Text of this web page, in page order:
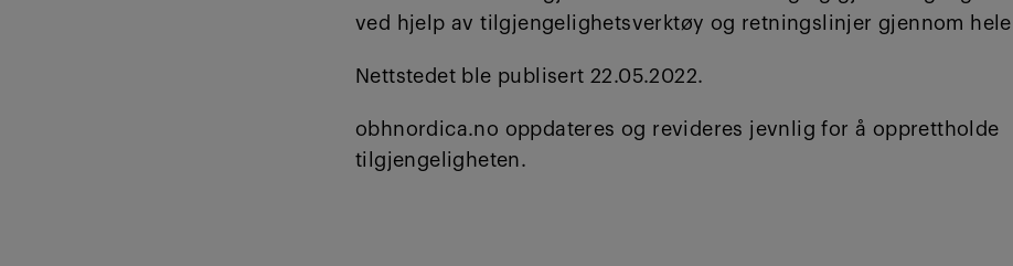
ved hjelp av tilgjengelighetsverktøy og retningslinjer gjennom hele
Nettstedet ble publisert 22.05.2022.
obhnordica.no oppdateres og revideres jevnlig for å opprettholde
tilgjengeligheten.